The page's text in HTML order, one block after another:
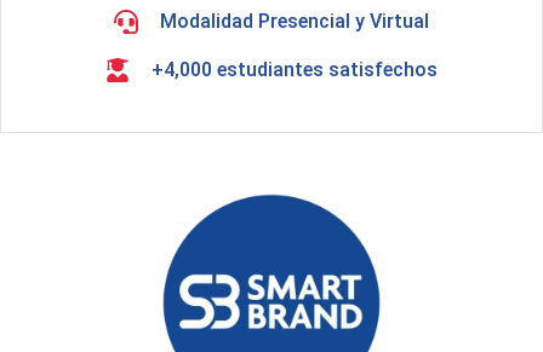
Modalidad Presencial y Virtual
+4,000 estudiantes satisfechos